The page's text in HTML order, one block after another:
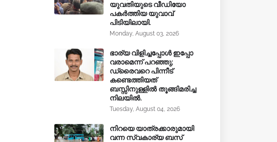
യുവതിയുടെ വീഡിയോ
പകർത്തിയ യുവാവ്
പിടിയിലായി.
Monday, August 03, 2026
ഭാര്യ വിളിച്ചപ്പോള്‍ ഇപ്പോ
വരാമെന്ന് പറഞ്ഞു;
ഡ്രൈവറെ പിന്നീട്
കണ്ടെത്തിയത്
ബസ്സിനുള്ളില്‍ തൂങ്ങിമരിച്ച
നിലയിൽ.
Tuesday, August 04, 2026
നിറയെ യാത്രക്കാരുമായി
വന്ന സ്വകാര്യ ബസ്